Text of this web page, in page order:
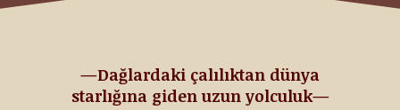
—Dağlardaki çalılıktan dünya
starlığına giden uzun yolculuk—